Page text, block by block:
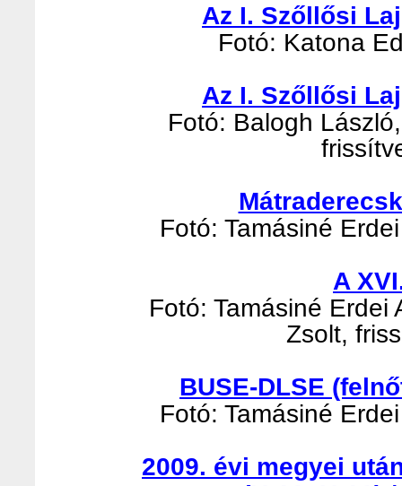
Az I. Szőllősi
Fotó: Katona
Az I. Szőllősi
Fotó: Balogh
Fotó: Tamásiné
A
Fotó: Tamásiné Erdei
Zsolt,
BUSE-DLSE
Fotó: Tamásiné
2009. évi megyei